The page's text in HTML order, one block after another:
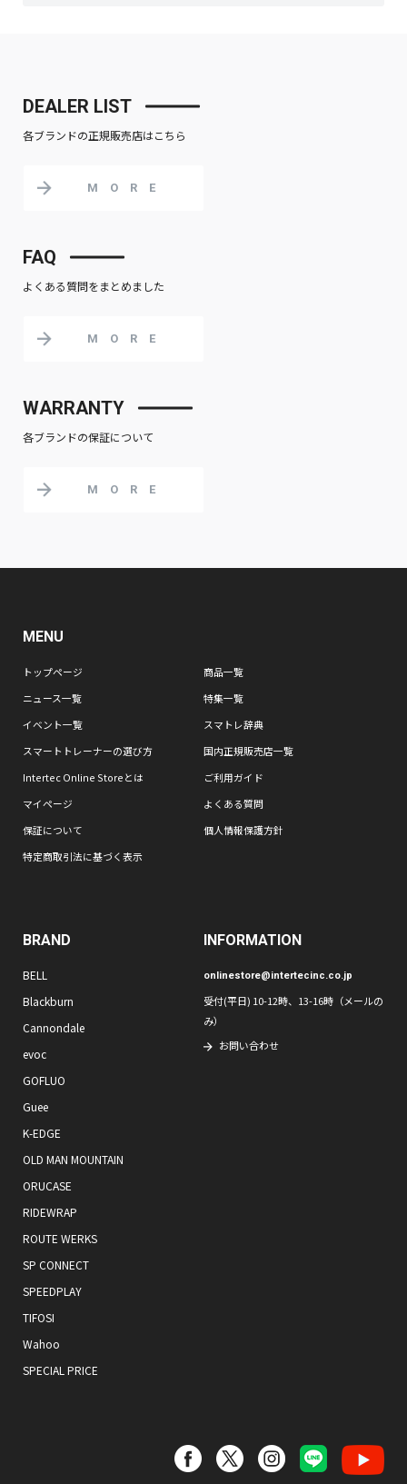
DEALER LIST
各ブランドの正規販売店はこちら
MORE
FAQ
よくある質問をまとめました
MORE
WARRANTY
各ブランドの保証について
MORE
MENU
トップページ
商品一覧
ニュース一覧
特集一覧
イベント一覧
スマトレ辞典
スマートトレーナーの選び方
国内正規販売店一覧
Intertec Online Storeとは
ご利用ガイド
マイページ
よくある質問
保証について
個人情報保護方針
特定商取引法に基づく表示
BRAND
BELL
Blackburn
Cannondale
evoc
GOFLUO
Guee
K-EDGE
OLD MAN MOUNTAIN
ORUCASE
RIDEWRAP
ROUTE WERKS
SP CONNECT
SPEEDPLAY
TIFOSI
Wahoo
SPECIAL PRICE
INFORMATION
onlinestore@intertecinc.co.jp
受付(平日) 10-12時、13-16時（メールの
み）
お問い合わせ